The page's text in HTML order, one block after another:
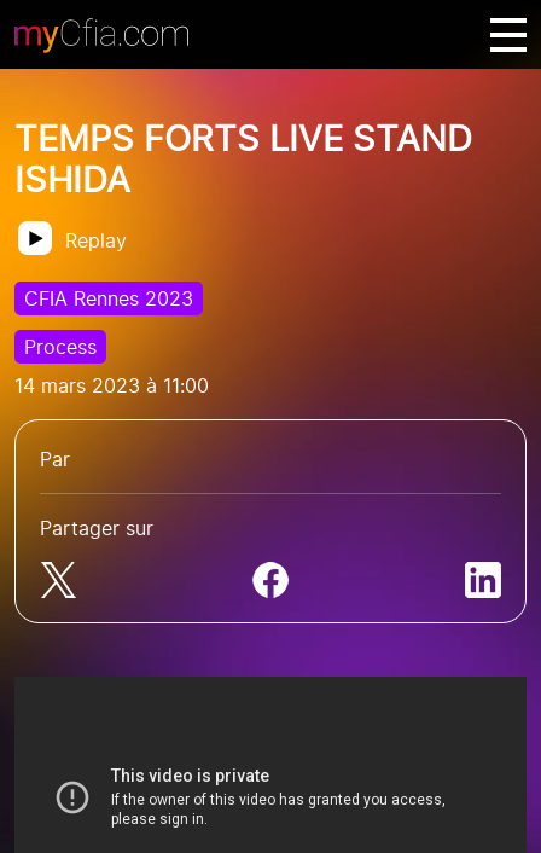
TEMPS FORTS LIVE STAND
ISHIDA
Replay
CFIA Rennes 2023
Process
14 mars 2023 à 11:00
Par
Partager sur